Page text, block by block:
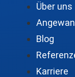
Über uns
Blog
Karriere